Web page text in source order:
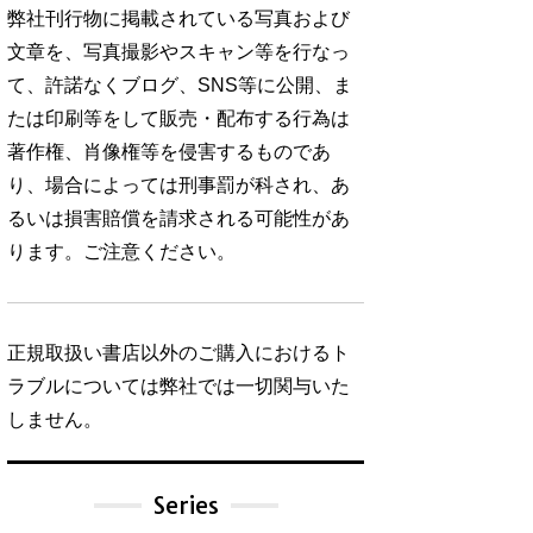
弊社刊行物に掲載されている写真および
文章を、写真撮影やスキャン等を行なっ
て、許諾なくブログ、SNS等に公開、ま
たは印刷等をして販売・配布する行為は
著作権、肖像権等を侵害するものであ
り、場合によっては刑事罰が科され、あ
るいは損害賠償を請求される可能性があ
ります。ご注意ください。
正規取扱い書店以外のご購入におけるト
ラブルについては弊社では一切関与いた
しません。
Series